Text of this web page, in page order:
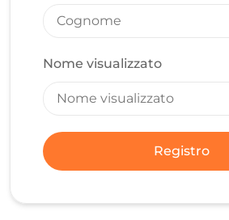
Nome visualizzato
Registro